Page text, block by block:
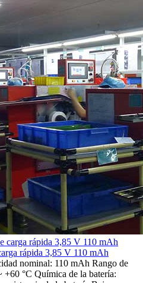
rápida 3,85 V 110 mAh
nominal: 110 mAh Rango de
+60 °C Química de la batería: